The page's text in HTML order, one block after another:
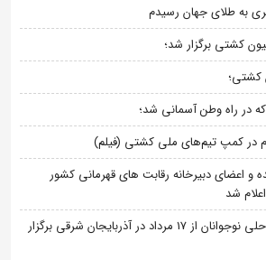
به طلای جهان رسیدم
کشتی برگزار شد؛
کشتی؛
در راه وطن آسمانی شد؛
در کمپ تیم‌های ملی کشتی (فیلم)
و اعضای دبیرخانه رقابت های قهرمانی کشور
شد
اردوی تیم ملی کشتی ساحلی نوجوانان از 17 مرداد در آذربایجان شرقی برگزار